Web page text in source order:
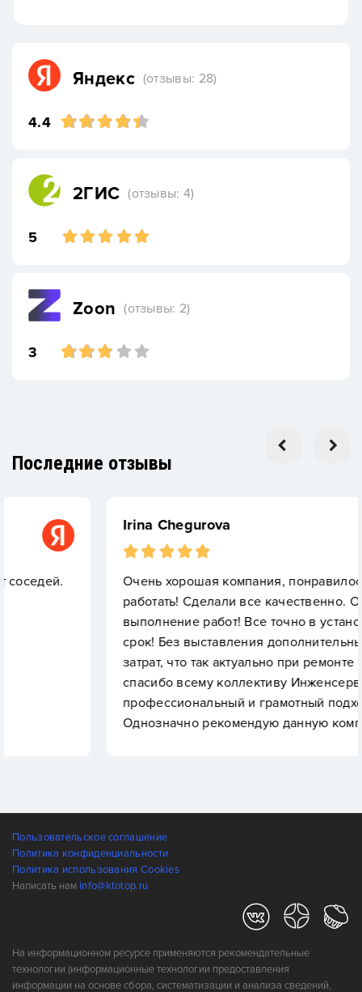
Яндекс (отзывы: 28)
4.4
2ГИС (отзывы: 4)
5
Zoon (отзывы: 2)
3
Последние отзывы
Irina Chegurova
Очень хорошая компания, понравилось с ними
работать! Сделали все качественно. Отличное
выполнение работ! Все точно в установленный
срок! Без выставления дополнительных услуг и
затрат, что так актуально при ремонте ! Огромное
спасибо всему коллективу Инженсервис за
профессиональный и грамотный подход!
Однозначно рекомендую данную компанию!
Пользовательское соглашение
Политика конфиденциальности
Политика использования Cookies
Написать нам info@ktotop.ru
На информационном ресурсе применяются рекомендательные
технологии (информационные технологии предоставления
информации на основе сбора, систематизации и анализа сведений,